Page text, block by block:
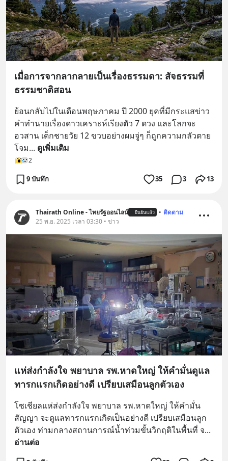
เมื่อการจากลากลายเป็นเรื่องธรรมดา: สัจธรรมที่
ธรรมชาติสอน
ย้อนกลับไปในเดือนพฤษภาคม ปี 2000 ยุคที่มีกระแสข่าว
คำทำนายเรื่องดาวเคราะห์เรียงตัว 7 ดวง และโลกจะ
อวสาน เด็กชายวัย 12 ขวบอย่างผมจู่ๆ ก็ถูกความกลัวตาย
โจม... ดูเพิ่มเติม
2
9 บันทึก 35 3 13
Thairath Online - ไทยรัฐออนไลน์ ยืนยันแล้ว • ติดตาม
25 พ.ย. 2025 เวลา 03:30 • ข่าว
แห่ส่งกำลังใจ พยาบาล รพ.หาดใหญ่ ให้คำมั่นดูแล
ทารกแรกเกิดอย่างดี เปรียบเสมือนลูกตัวเอง
โซเชียลแห่ส่งกำลังใจ พยาบาล รพ.หาดใหญ่ ให้คำมั่น
สัญญา จะดูแลทารกแรกเกิดเป็นอย่างดี เปรียบเสมือนลูก
ตัวเอง ท่ามกลางสถานการณ์น้ำท่วมขั้นวิกฤติในพื้นที่ จ
อ่านต่อ